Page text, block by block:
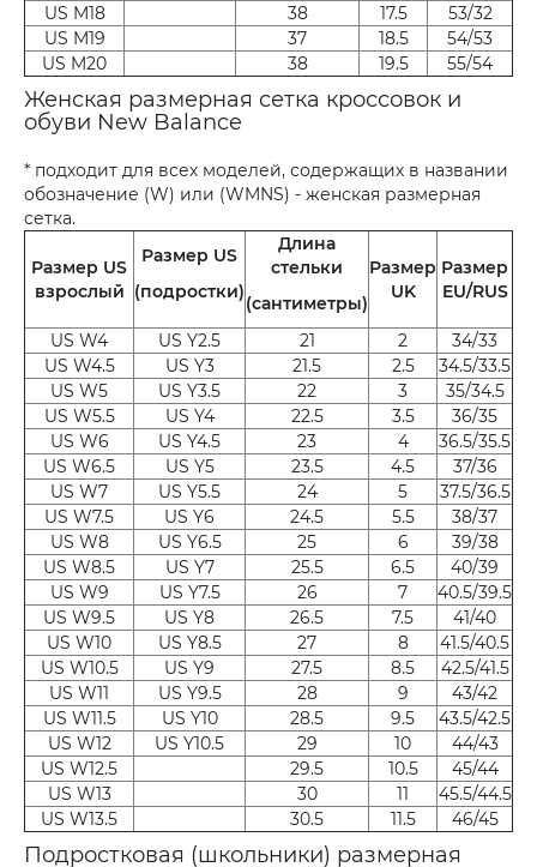
US M18
38 17.5
53/32
US M19
37 18.5
54/53
US M20
38 19.5 55/54
Женская размерная сетка кроссовок и
обуви New Balance
* подходит для всех моделей, содержащих в названии
обозначение (W) или (WMNS) - женская размерная
сетка.
Размер US
взрослый
Размер US
(подростки)
Длина
стельки
(сантиметры)
Размер
UK
Размер
EU/RUS
US W4 US Y2.5 21 2
34/33
US W4.5
US Y3 21.5 2.5
34.5/33.5
US W5
US Y3.5 22 3
35/34.5
US W5.5
US Y4 22.5 3.5
36/35
US W6
US Y4.5 23 4
36.5/35.5
US W6.5
US Y5 23.5 4.5
37/36
US W7
US Y5.5 24 5
37.5/36.5
US W7.5
US Y6 24.5 5.5
38/37
US W8
US Y6.5 25 6
39/38
US W8.5
US Y7 25.5 6.5
40/39
US W9
US Y7.5 26 7
40.5/39.5
US W9.5
US Y8 26.5 7.5
41/40
US W10
US Y8.5 27 8
41.5/40.5
US W10.5
US Y9 27.5 8.5
42.5/41.5
US W11
US Y9.5 28 9
43/42
US W11.5
US Y10 28.5 9.5
43.5/42.5
US W12
US Y10.5 29 10
44/43
US W12.5
29.5 10.5
45/44
US W13
30 11
45.5/44.5
US W13.5
30.5 11.5 46/45
Подростковая (школьники) размерная